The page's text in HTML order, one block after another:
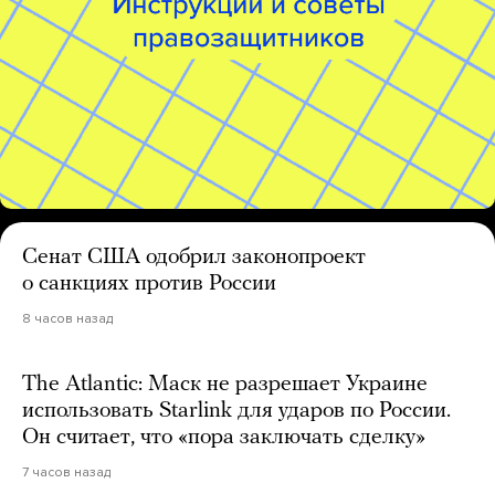
Сенат США одобрил законопроект
о санкциях против России
8 часов назад
The Atlantic: Маск не разрешает Украине
использовать Starlink для ударов по России.
Он считает, что «пора заключать сделку»
7 часов назад